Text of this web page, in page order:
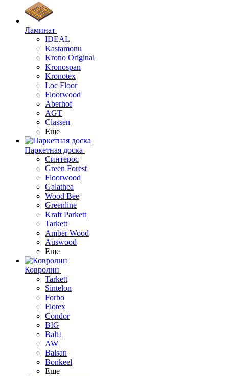
Ламинат
IDEAL
Kastamonu
Krono Original
Kronospan
Kronotex
Loc Floor
Floorwood
Aberhof
AGT
Classen
Еще
Паркетная доска
Синтерос
Green Forest
Floorwood
Galathea
Wood Bee
Greenline
Kraft Parkett
Tarkett
Amber Wood
Auswood
Еще
Ковролин
Tarkett
Sintelon
Forbo
Flotex
Condor
BIG
Balta
AW
Balsan
Bonkeel
Еще